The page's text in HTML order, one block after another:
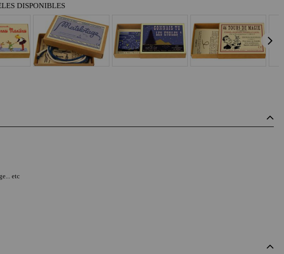
DISPONIBLES
etc